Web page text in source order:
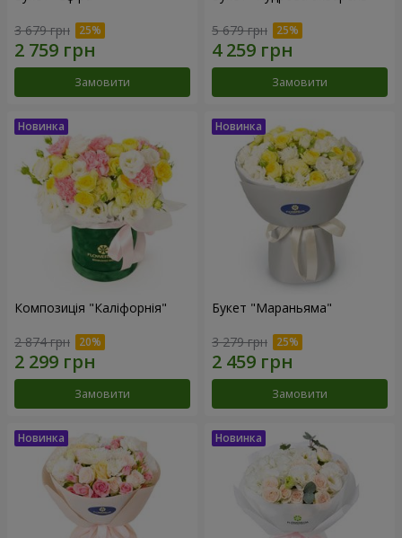
3 679 грн
Замовити
5 679 грн
Замовити
Композиція "Каліфорнія"
2 874 грн
Замовити
Букет "Мараньяма"
3 279 грн
Замовити